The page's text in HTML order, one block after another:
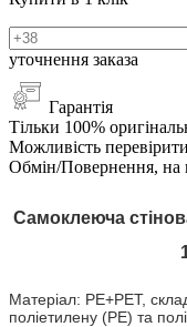
уточнення заказа
Гарантія
Тільки 100%
Можливість
Обмін/Повернення, на
Самоклеюча
Матеріал: PE+PET,
поліетилену (PE) та